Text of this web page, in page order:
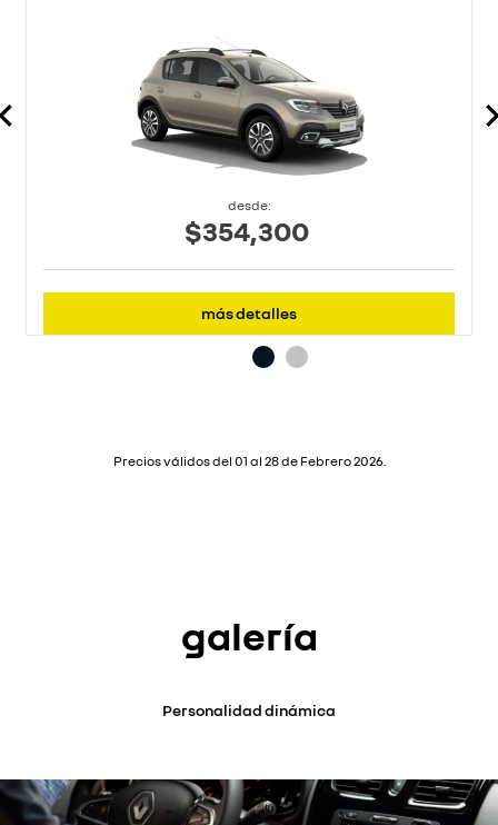
desde:
$354,300
más detalles
Precios válidos del 01 al 28 de Febrero 2026.
galería
Personalidad dinámica